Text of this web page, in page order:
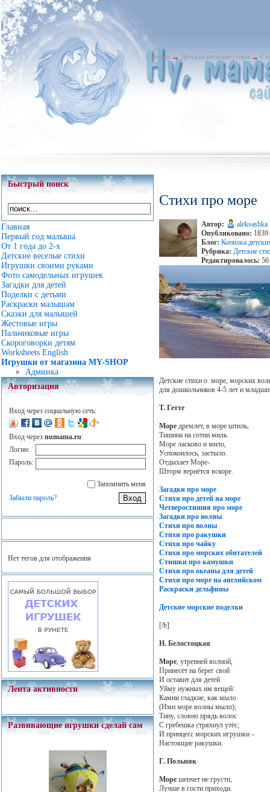
Главная → Детские веселые стихи →
Быстрый поиск
Главная
Первый год малыша
От 1 года до 2-х
Детские веселые стихи
Игрушки своими руками
Фото самодельных игрушек
Загадки для детей
Поделки с детьми
Раскраски малышам
Сказки для малышей
Жестовые игры
Пальчиковые игры
Скороговорки детям
Worksheets English
Игрушки от магазина MY-SHOP
Админка
Авторизация
Вход через социальную сеть:
Вход через numama.ru:
Логин:
Пароль:
Запомнить меня
Забыли пароль?
Нет тегов для отображения
Лента активности
Развивающие игрушки сделай сам
Стихи про море
Автор:
aleksashka
Опубликовано:
Блог: Копилка
Рубрика: Детские
Редактировалось:
Детские стихи о море, морских
для дошкольников 4-5 лет и
Т. Гетте
Моредремлет, в море штиль,
Тишина на сотни миль.
Море ласково и мило,
Успокоилось, застыло.
Отдыхает Море-
Шторм вернётся вскоре.
Загадки про море
Стихи про детей на море
Четверостишия про море
Загадки про волны
Стихи про волны
Стихи про ракушки
Стихи про чайку
Стихи про морских обитателей
Стишки про камушки
Стихи про океаны для детей
Стихи про море на английском
Раскраски дельфины
Детские морские поделки
[/b]
Н. Белостоцкая
Море, утренней волной,
Принесёт на берег свой
И оставит для детей
Уйму нужных им вещей:
Камни гладкие, как мыло
(Ими море волны мыло);
Тину, словно прядь волос
С гребешка стряхнул утёс;
И принцесс морских игрушки –
Настоящие ракушки.
Г. Польняк
Морешепчет не грусти,
Лучше в гости приходи.